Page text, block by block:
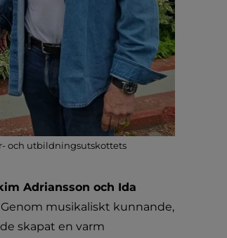
och utbildningsutskottets
Adriansson och Ida
musikaliskt kunnande,
skapat en varm